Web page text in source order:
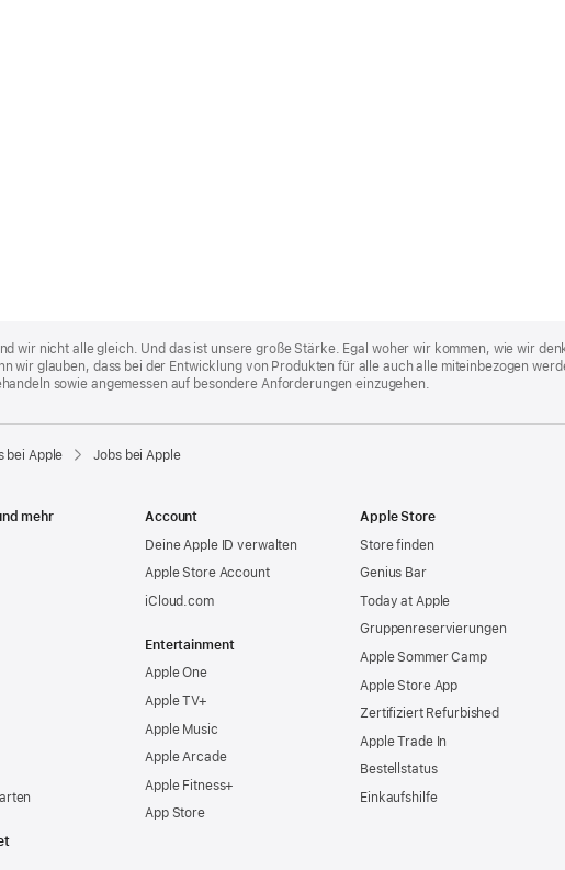
wir nicht alle gleich. Und das ist unsere große Stärke. Egal woher wir kommen, wie wir
wir glauben, dass bei der Entwicklung von Produkten für alle auch alle miteinbezogen
sowie angemessen auf besondere Anforderungen einzugehen.
bei Apple Jobs bei Apple
mehr
Account
Deine Apple ID verwalten
Apple Store Account
iCloud.com
Entertainment
Apple One
Apple TV+
Apple Music
Apple Arcade
Apple Fitness+
App Store
Apple Store
Store finden
Genius Bar
Today at Apple
Gruppen­reservierungen
Apple Sommer Camp
Apple Store App
Zertifiziert Refurbished
Apple Trade In
Bestellstatus
Einkaufshilfe